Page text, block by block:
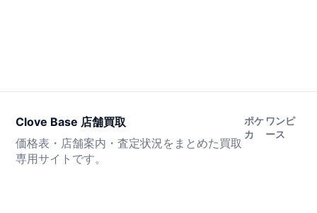
Clove Base 店舗買取
価格表・店舗案内・査定状況をまとめた買取
専用サイトです。
ポケ
カ
ワンピ
ース